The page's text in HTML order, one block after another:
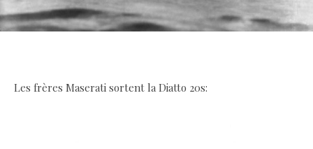
Les frères Maserati sortent la Diatto 20s: